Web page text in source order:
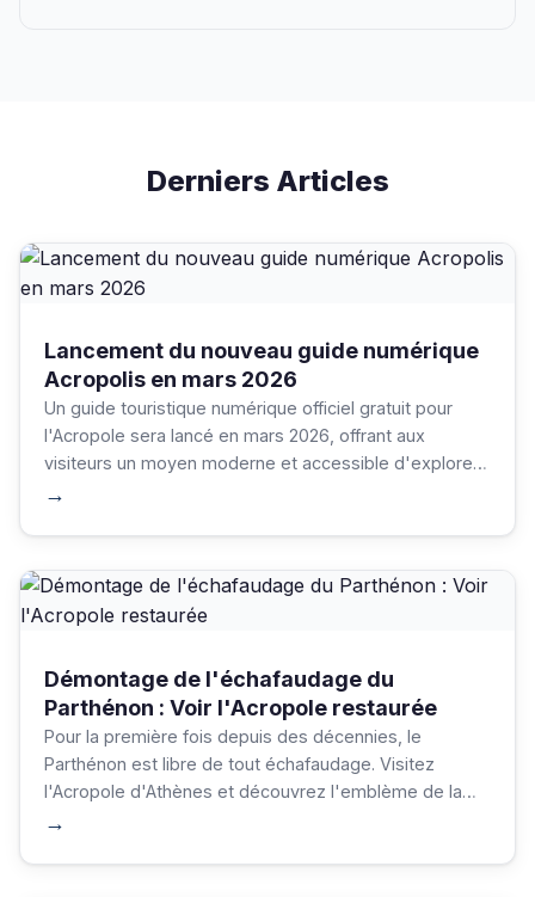
Derniers Articles
Lancement du nouveau guide numérique
Acropolis en mars 2026
Un guide touristique numérique officiel gratuit pour
l'Acropole sera lancé en mars 2026, offrant aux
visiteurs un moyen moderne et accessible d'explorer
→
Démontage de l'échafaudage du
Parthénon : Voir l'Acropole restaurée
Pour la première fois depuis des décennies, le
Parthénon est libre de tout échafaudage. Visitez
l'Acropole d'Athènes et découvrez l'emblème de la
→